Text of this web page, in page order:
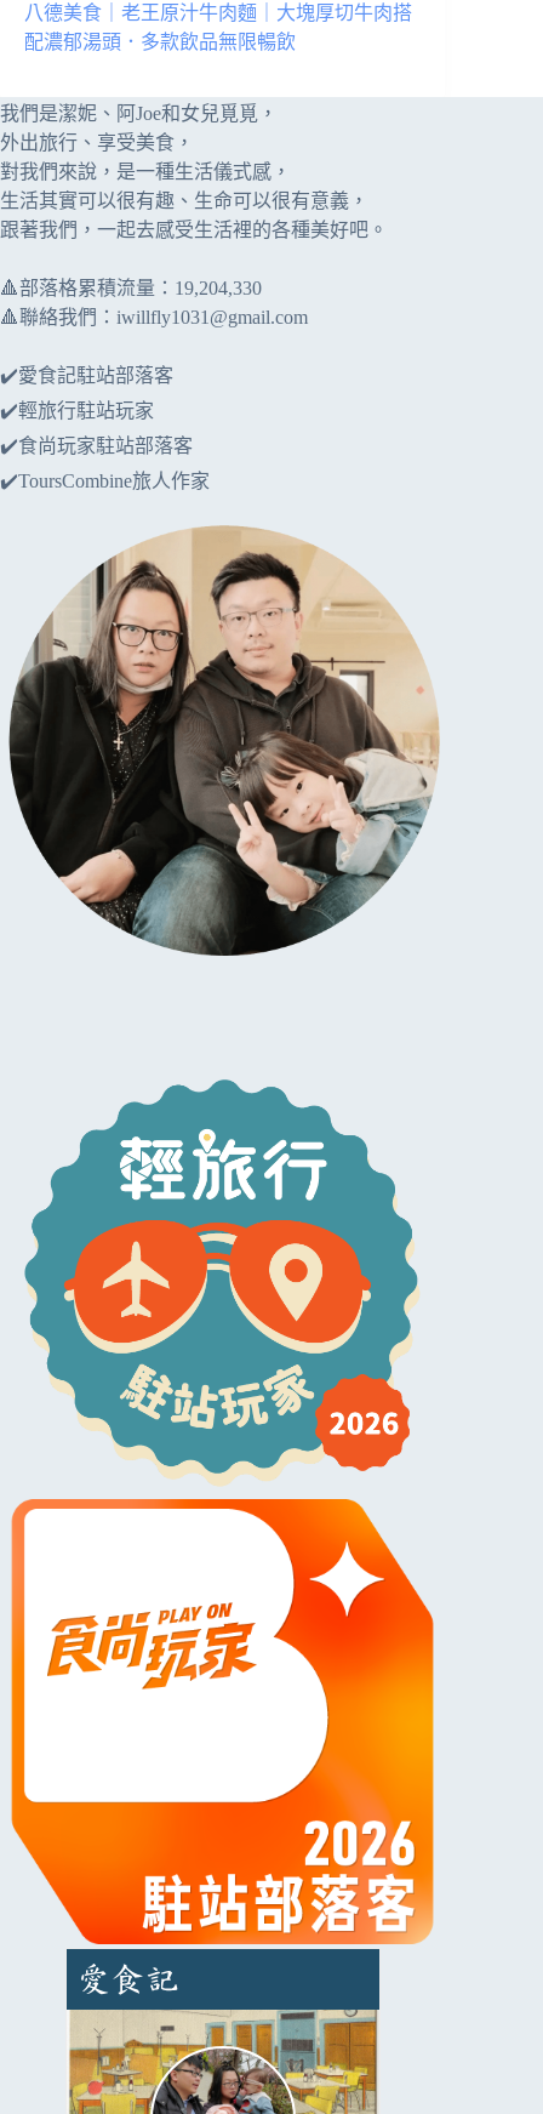
八德美食｜老王原汁牛肉麵｜大塊厚切牛肉搭
配濃郁湯頭．多款飲品無限暢飲
我們是潔妮、阿Joe和女兒覓覓，
外出旅行、享受美食，
對我們來說，是一種生活儀式感，
生活其實可以很有趣、生命可以很有意義，
跟著我們，一起去感受生活裡的各種美好吧。
🔺部落格累積流量：​​19,204,330
🔺聯絡我們： iwillfly1031@gmail.com
✔️愛食記駐站部落客
✔️輕旅行駐站玩家
✔️食尚玩家駐站部落客
✔️ToursCombine旅人作家